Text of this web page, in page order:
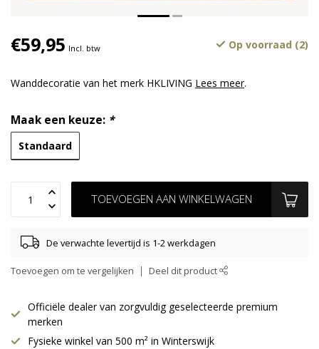
€59,95 Incl. btw Op voorraad (2)
Wanddecoratie van het merk HKLIVING Lees meer.
Maak een keuze: *
Standaard
TOEVOEGEN AAN WINKELWAGEN
De verwachte levertijd is 1-2 werkdagen
Toevoegen om te vergelijken Deel dit product
Officiële dealer van zorgvuldig geselecteerde premium
merken
Fysieke winkel van 500 m² in Winterswijk